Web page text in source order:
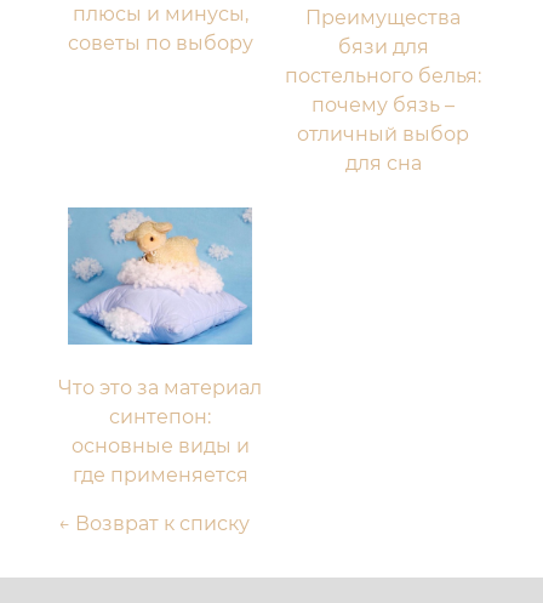
плюсы и минусы,
советы по выбору
Преимущества
бязи для
постельного белья:
почему бязь –
отличный выбор
для сна
Что это за материал
синтепон:
основные виды и
где применяется
← Возврат к списку